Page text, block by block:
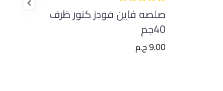
صلصه فاين فودز كنور ظرف
40جم
9.00 ج.م